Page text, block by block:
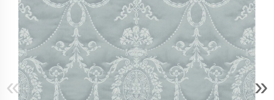
« »